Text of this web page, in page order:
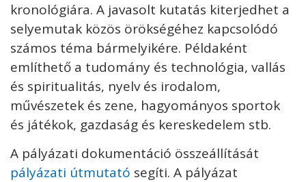
kronológiára. A javasolt kutatás kiterjedhet a
selyemutak közös örökségéhez kapcsolódó
számos téma bármelyikére. Példaként
említhető a tudomány és technológia, vallás
és spiritualitás, nyelv és irodalom,
művészetek és zene, hagyományos sportok
és játékok, gazdaság és kereskedelem stb.
A pályázati dokumentáció összeállítását
pályázati útmutató segíti. A pályázat